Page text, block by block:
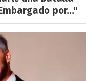
por..."